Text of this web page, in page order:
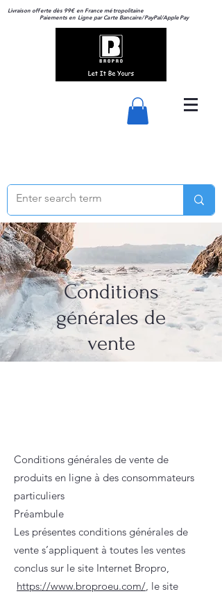
Livraison offerte dès 99€ en France métropolitaine
Paiements en Ligne par Carte Bancaire/PayPal/ApplePay
Conditions
générales de
vente
Conditions générales de vente de
produits en ligne à des consommateurs
particuliers
Préambule
Les présentes conditions générales de
vente s’appliquent à toutes les ventes
conclus sur le site Internet Bropro,
https://www.broproeu.com/, le site